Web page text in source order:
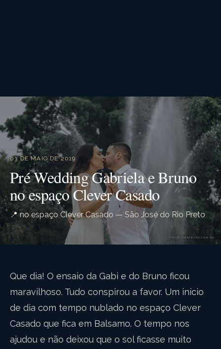
03 DE MAIO DE 2019
Pré Wedding Gabriela e Bruno
no espaço Clever Casado
📍 no espaço Clever Casado — São José do Rio Preto
Que dia! O ensaio da Gabi e do Bruno ficou
maravilhoso. Tudo conspirou a favor. Um início
de dia com tempo nublado no espaço Clever
Casado que fica em Balsamo. O tempo nos
ajudou e não deixou que o sol ficasse muito